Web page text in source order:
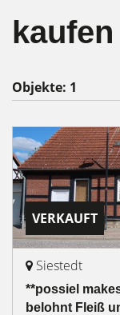
Objekte: 1
VERKAUFT
Siestedt
**possiel
belohnt Fleiß